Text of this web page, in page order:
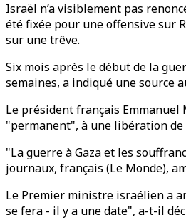
Israël n’a visiblement pas
été fixée pour une offensive sur
sur une trêve.
Six mois après le début de la
semaines, a indiqué une source
Le président français
"permanent", à une libération de
"La guerre à Gaza et les
journaux, français (Le Monde),
Le Premier ministre israélien a
se fera - il y a une date", a-t-il